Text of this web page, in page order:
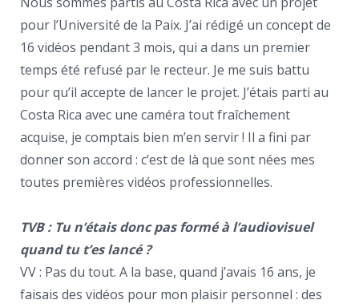
pour l’Université de la Paix. J’ai rédigé un concept de
16 vidéos pendant 3 mois, qui a dans un premier
temps été refusé par le recteur. Je me suis battu
pour qu’il accepte de lancer le projet. J’étais parti au
Costa Rica avec une caméra tout fraîchement
acquise, je comptais bien m’en servir ! Il a fini par
donner son accord : c’est de là que sont nées mes
toutes premières vidéos professionnelles.
TVB : Tu n’étais donc pas formé à l’audiovisuel
quand tu t’es lancé ?
VV : Pas du tout. A la base, quand j’avais 16 ans, je
faisais des vidéos pour mon plaisir personnel : des